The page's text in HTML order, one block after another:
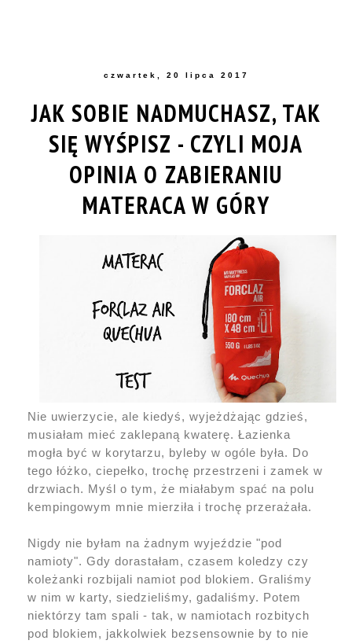
czwartek, 20 lipca 2017
JAK SOBIE NADMUCHASZ, TAK
SIĘ WYŚPISZ - CZYLI MOJA
OPINIA O ZABIERANIU
MATERACA W GÓRY
Nie uwierzycie, ale kiedyś, wyjeżdżając gdzieś,
musiałam mieć zaklepaną kwaterę. Łazienka
mogła być w korytarzu, byleby w ogóle była. Do
tego łóżko, ciepełko, trochę przestrzeni i zamek w
drzwiach. Myśl o tym, że miałabym spać na polu
kempingowym mnie mierziła i trochę przerażała.
Nigdy nie byłam na żadnym wyjeździe "pod
namioty". Gdy dorastałam, czasem koledzy czy
koleżanki rozbijali namiot pod blokiem. Graliśmy
w nim w karty, siedzieliśmy, gadaliśmy. Potem
niektórzy tam spali - tak, w namiotach rozbitych
pod blokiem, jakkolwiek bezsensownie by to nie